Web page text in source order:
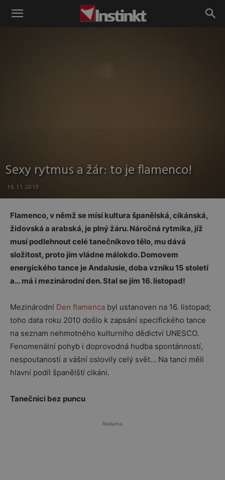
Instinkt
Sexy rytmus a žár: to je flamenco!
16.11.2019
Flamenco, v němž se mísí kultura španělská, cikánská,
židovská a arabská, je plný žáru. Náročná rytmika, jíž
musí podlehnout celé tanečníkovo tělo, mu dává
složitost, proto jím vládne málokdo. Domovem
energického tance je Andalusie, doba vzniku 15 století
a… má i mezinárodní den. Stal se jím 16. listopad!
Mezinárodní Den flamenca byl ustanoven na 16. listopad;
toho data roku 2010 došlo k zapsání specifického tance
na seznam nehmotného kulturního dědictví UNESCO.
Fenomenální pohyb i doprovodná hudba spontánností,
nespoutaností a vášní oslovily celý svět… Na tanci měli
hlavní podíl španělští cikáni.
Tanečnici bez puncu
Reklama